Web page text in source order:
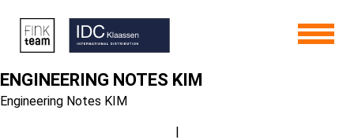
ENGINEERING NOTES KIM
Engineering Notes KIM
|